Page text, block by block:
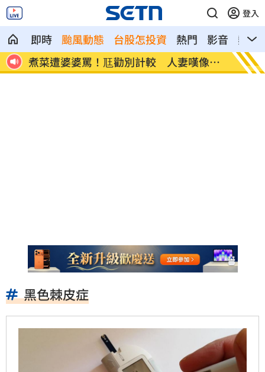
登入
即時 颱風動態 台股怎投資 熱門 影音
熱搜
旺 煮菜遭婆婆罵！尫勸別計較 人妻嘆像台
傭
新／
報
黑色棘皮症